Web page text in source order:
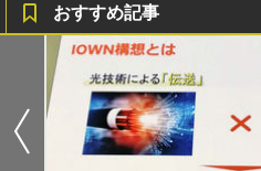
おすすめ記事